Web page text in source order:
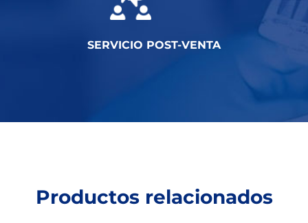
SERVICIO POST-VENTA
Productos relacionados